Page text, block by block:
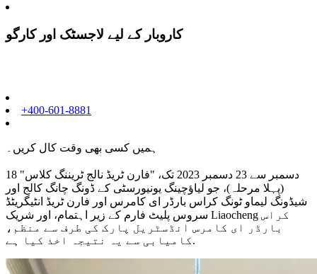
کاروبار کے لیے لاجسٹک اور کارگو
+400-601-8881
ہمیں کسی بھی وقت کال کریں۔
18 دسمبر سے 23 دسمبر 2023 تک، "فارن ٹریڈ نالج ٹریننگ کلاس"
(پہلا مرحلہ)، جو لیاؤچینگ یونیورسٹی کے ڈونگ چانگ کالج اور
شیڈونگ لیماو ٹونگ کراس بارڈر ای کامرس اور فارن ٹریڈ انٹیگریٹڈ
سروس پلیٹ فارم کے زیر اہتمام، اور شریک Liaocheng کراس
بارڈر ای کامرس انڈسٹریل پارک کی طرف سے منظم،
کامیابی سے یہ نتیجہ اخذ کیا ہے.